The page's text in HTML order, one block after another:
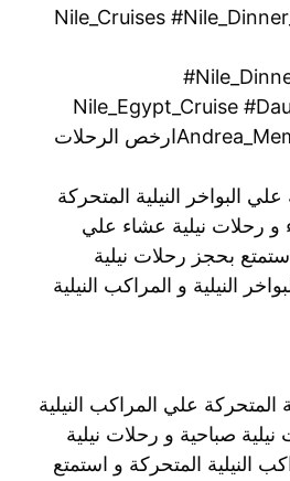
#Andrea_Memphis_Restaurantارخص الرحلات
البواخر النيلية المتحركة
و رحلات نيلية عشاء علي
بحجز رحلات نيلية
النيلية و المراكب النيلية
المتحركة علي المراكب النيلية
صباحية و رحلات نيلية
النيلية المتحركة و استمتع